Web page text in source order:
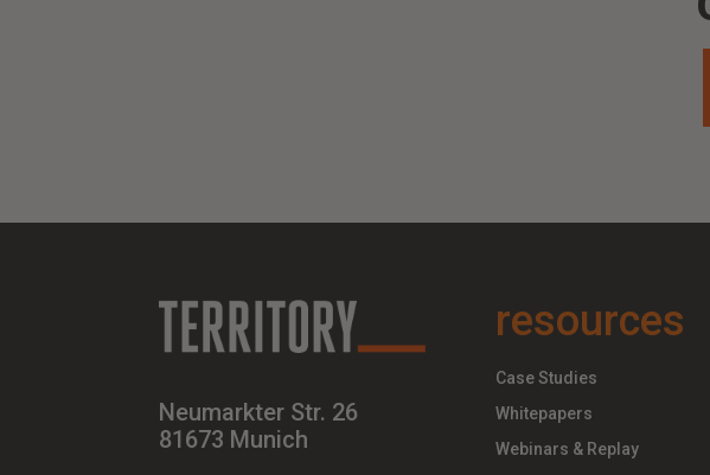
Neumarkter Str. 26
81673 Munich
resources
Case Studies
Whitepapers
Webinars & Replay